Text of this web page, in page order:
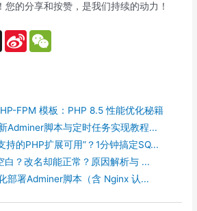
您的分享和按赞，是我们持续的动力！
X
S
b
o
FPM 模板：PHP 8.5 性能优化秘籍
Adminer脚本与定时任务实现教程...
持的PHP扩展可用”？1分钟搞定SQ...
白？改名却能正常？原因解析与 ...
部署Adminer脚本（含 Nginx 认...